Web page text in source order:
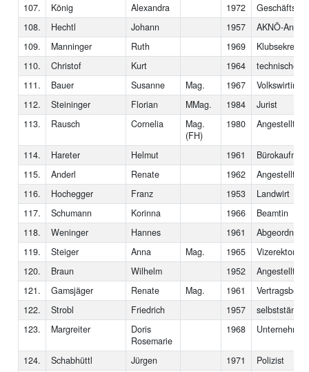
107.
König Alexandra 1972
108.
Hechtl Johann 1957
AKNÖ-
109.
Manninger Ruth 1969
110.
Christof Kurt 1964
technischer
111.
Bauer Susanne Mag. 1967
Volkswirtin
112.
Steininger Florian MMag. 1984
Jurist
113.
Rausch Cornelia
Mag.
(FH)
1980 Angestellte
114. Hareter Helmut 1961
115.
Anderl Renate 1962
Angestellte
116.
Hochegger Franz 1953
Landwirt
117.
Schumann Korinna 1966
Beamtin
118.
Weninger Hannes 1961
119.
Steiger Anna Mag. 1965
Vizerektorin
120.
Braun Wilhelm 1952
Angestellter
121.
Gamsjäger Renate Mag. 1961
122.
Strobl Friedrich 1957
selbstständig
123.
Margreiter
Doris
Rosemarie
1968
124. Schabhüttl Jürgen 1971
Polizist